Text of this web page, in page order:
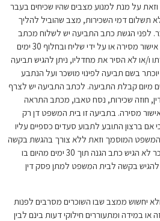
מנת למנוע מצבים שהיו שכיחים בעבר
דמי השכירות, מצב שהוביל להליך
הגשת כתב התביעה יש לשלוח מכתב
התראה בדואר רשום בצירוף אישור מסירה או על ידי שליח ובחלוף 30 ימים
הסיר את מחדליו, ניתן להגיש תביעה
תביעה לפינוי מושכר ועל הנתבע
תוך 30 ימים מיום קבלת התביעה. לכתב התביעה יש לצרף
שכירות, נסח טאבו, מכתב התראה
מסירה. בתביעה זו בית המשפט דן רק
ברצון התובע לתבוע סעדים כספיים עליו
המוסמך וזאת ללא צורך בהגשת בקשה
לפיצול סעדים. במידה והשוכר לא הגיש כתב הגנה תוך 30 ימים מהיום בו
בקשה לבית המשפט למתן פסק דין
ממצב שבו השוכרים מסרבים לפנות
ומתעוררים חילוקי דעות בינם לבין